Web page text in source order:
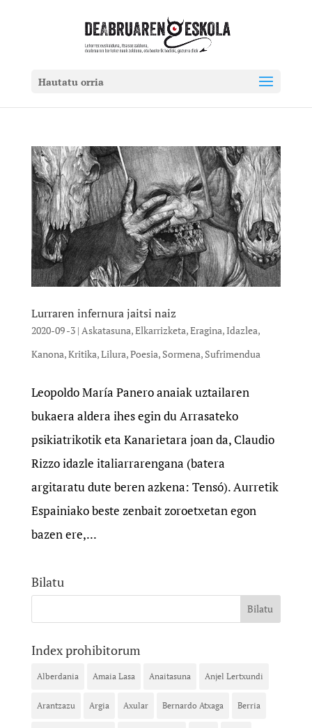
Hautatu orria
Lurraren infernura jaitsi naiz
2020-09 -3| Askatasuna,Elkarrizketa,Eragina,Idazlea,
Kanona,Kritika,Lilura,Poesia, Sormena, Sufrimendua
Leopoldo María Panero anaiak uztailaren
bukaera aldera ihes egin du Arrasateko
psikiatrikotik eta Kanarietara joan da, Claudio
Rizzo idazle italiarrarengana (batera
argitaratu dute beren azkena: Tensó). Aurretik
Espainiako beste zenbait zoroetxetan egon
bazen ere,...
Bilatu
Index prohibitorum
Alberdania Amaia Lasa Anaitasuna Anjel Lertxundi
Arantzazu Argia Axular Bernardo Atxaga Berria